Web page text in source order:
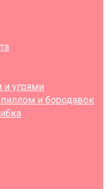
угрями
и бородавок